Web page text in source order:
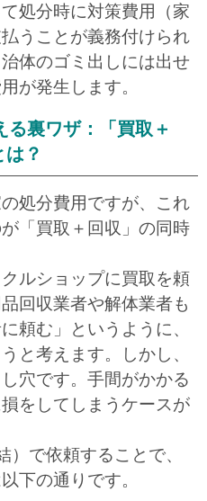
処分時に対策費用（家
うことが義務付けられ
体のゴミ出しには出せ
が発生します。
裏ワザ：「買取＋
は？
処分費用ですが、これ
「買取＋回収」の同時
ルショップに買取を頼
回収業者や解体業者も
頼む」というように、
と考えます。しかし、
穴です。手間がかかる
をしてしまうケースが
）で依頼することで、
下の通りです。